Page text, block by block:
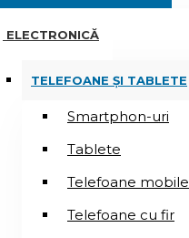
ELECTRONICĂ
TELEFOANE ȘI TABLETE
Smartphon-uri
Tablete
Telefoane mobile
Telefoane cu fir